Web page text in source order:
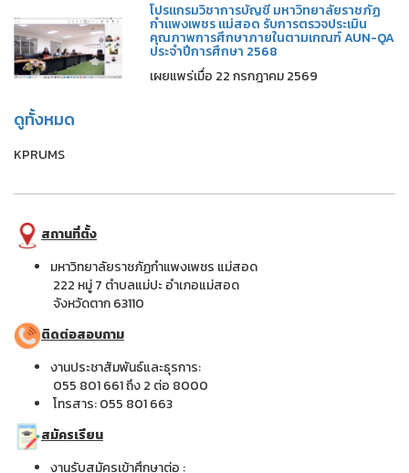
โปรแกรมวิชาการบัญชี มหาวิทยาลัยราชภัฏ
กำแพงเพชร แม่สอด รับการตรวจประเมิน
คุณภาพการศึกษาภายในตามเกณฑ์ AUN-QA
ประจำปีการศึกษา 2568
เผยแพร่เมื่อ 22 กรกฎาคม 2569
ดูทั้งหมด
KPRUMS
สถานที่ตั้ง
มหาวิทยาลัยราชภัฏกำแพงเพชร แม่สอด
222 หมู่ 7 ตำบลแม่ปะ อำเภอแม่สอด
จังหวัดตาก 63110
ติดต่อสอบถาม
งานประชาสัมพันธ์และธุรการ:
055 801 661 ถึง 2 ต่อ 8000
โทรสาร: 055 801 663
สมัครเรียน
งานรับสมัครเข้าศึกษาต่อ :